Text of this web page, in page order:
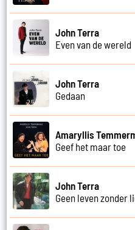
John Terra
Even van de wereld
John Terra
Gedaan
Amaryllis
Geef het maar toe
John Terra
Geen leven zonder